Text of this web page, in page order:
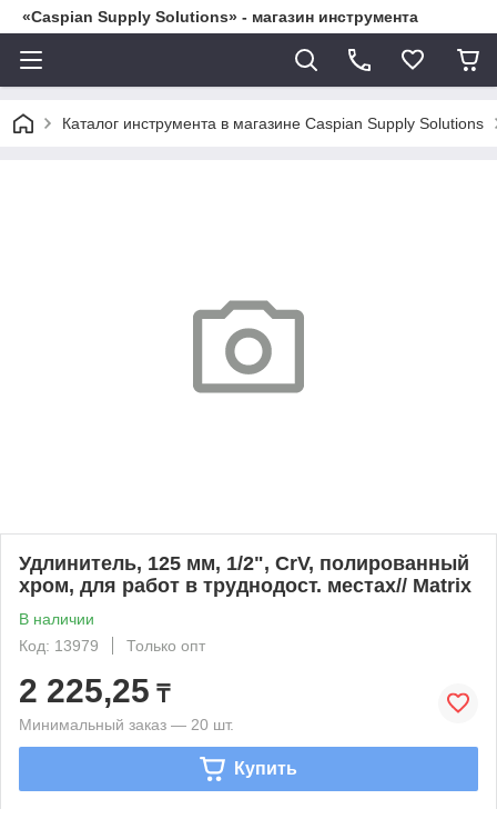
«Caspian Supply Solutions» - магазин инструмента
Каталог инструмента в магазине Caspian Supply Solutions
Удлинитель, 125 мм, 1/2", CrV, полированный
хром, для работ в труднодост. местах// Matrix
В наличии
Код: 13979
Только опт
2 225,25 ₸
Минимальный заказ — 20 шт.
Купить